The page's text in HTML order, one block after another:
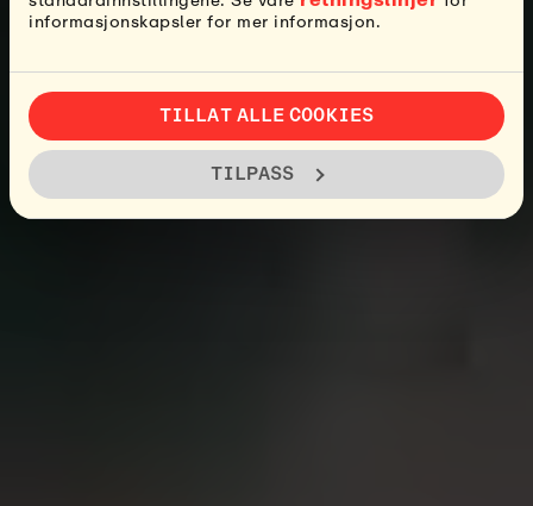
informasjonskapsler for mer informasjon.
TILLAT ALLE COOKIES
TILPASS